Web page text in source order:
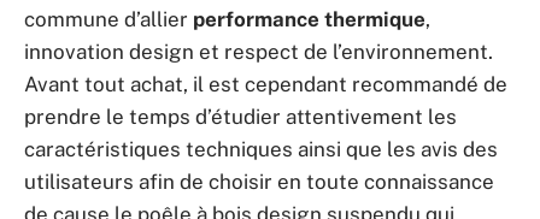
commune d’allier performance thermique,
innovation design et respect de l’environnement.
Avant tout achat, il est cependant recommandé de
prendre le temps d’étudier attentivement les
caractéristiques techniques ainsi que les avis des
utilisateurs afin de choisir en toute connaissance
de cause le poêle à bois design suspendu qui